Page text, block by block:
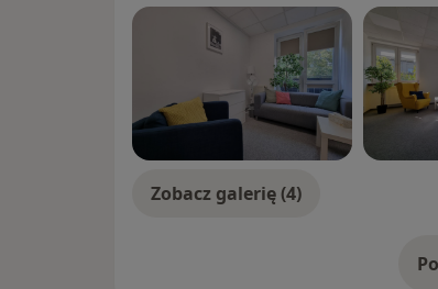
Zobacz galerię (4)